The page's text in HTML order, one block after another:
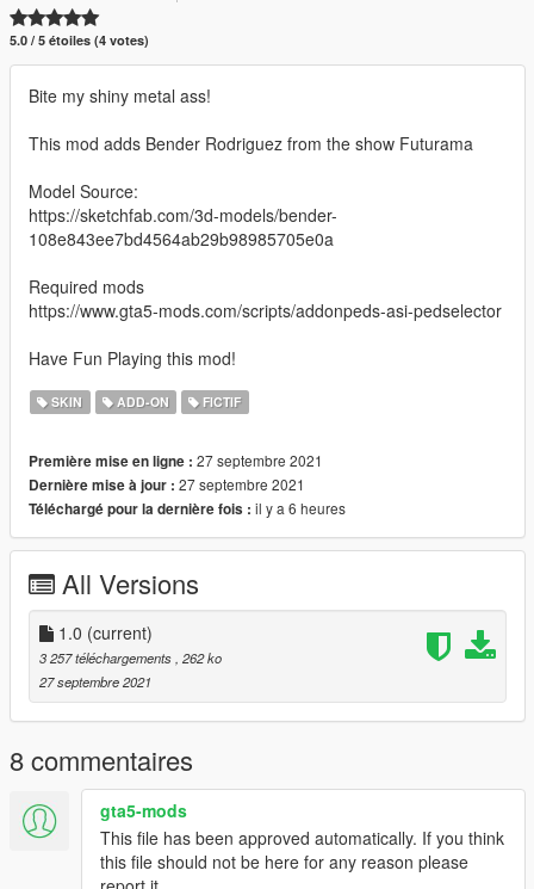
5.0 / 5 étoiles (4 votes)
Bite my shiny metal ass!
This mod adds Bender Rodriguez from the show Futurama
Model Source:
https://sketchfab.com/3d-models/bender-
108e843ee7bd4564ab29b98985705e0a
Required mods
https://www.gta5-mods.com/scripts/addonpeds-asi-pedselector
Have Fun Playing this mod!
SKIN ADD-ON FICTIF
Première mise en ligne : 27 septembre 2021
Dernière mise à jour : 27 septembre 2021
Téléchargé pour la dernière fois : il y a 6 heures
All Versions
1.0 (current)
3 257 téléchargements , 262 ko
27 septembre 2021
8 commentaires
gta5-mods
This file has been approved automatically. If you think
this file should not be here for any reason please